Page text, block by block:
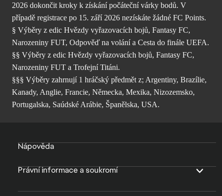
2026 dokončit kroky k získání počáteční várky bodů. V
případě registrace po 15. září 2026 nezískáte žádné FC Points.
§ Výběry z edic Hvězdy vyřazovacích bojů, Fantasy FC,
Narozeniny FUT, Odpověď na volání a Cesta do finále UEFA.
§§ Výběry z edic Hvězdy vyřazovacích bojů, Fantasy FC,
Narozeniny FUT a Trofejní Titáni.
§§§ Výběry zahrnují 1 hráčský předmět z; Argentiny, Brazílie,
Kanady, Anglie, Francie, Německa, Mexika, Nizozemsko,
Portugalska, Saúdské Arábie, Španělska, USA.
Nápověda
Právní informace a soukromí